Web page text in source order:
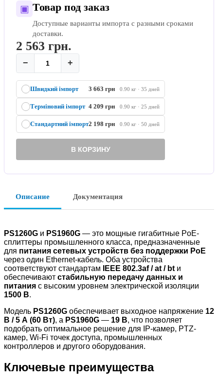
▣ Товар под заказ
Доступные варианты импорта с разными сроками
доставки.
2 563 грн.
− +
Швидкий імпорт 3 663 грн 0.90 кг · 35 дней
Терміновий імпорт 4 209 грн 0.90 кг · 25 дней
Стандартний імпорт2 198 грн 0.90 кг · 50 дней
В КОРЗИНУ
Описание Документация
PS1260G и PS1960G — это мощные гигабитные PoE-
сплиттеры промышленного класса, предназначенные
для питания сетевых устройств без поддержки PoE
через один Ethernet-кабель. Оба устройства
соответствуют стандартам
IEEE 802.3af / at / bt и
обеспечивают стабильную передачу данных и
питания с высоким уровнем электрической изоляции
1500 В.
Модель PS1260G обеспечивает выходное напряжение 12
В / 5 А (60 Вт), а PS1960G — 19 В, что позволяет
подобрать оптимальное решение для IP-камер, PTZ-
камер, Wi-Fi точек доступа, промышленных
контроллеров и другого оборудования.
Ключевые преимущества